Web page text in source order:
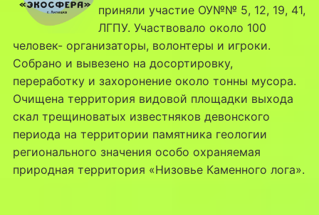
приняли участие ОУ№№ 5, 12, 19, 41,
ЛГПУ. Участвовало около 100
человек- организаторы, волонтеры и игроки.
Собрано и вывезено на досортировку,
переработку и захоронение около тонны мусора.
Очищена территория видовой площадки выхода
скал трещиноватых известняков девонского
периода на территории памятника геологии
регионального значения особо охраняемая
природная территория «Низовье Каменного лога».